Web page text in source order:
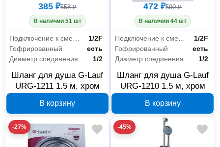
385 ₽558 ₽
В наличии 51 шт
Подключение к смесителю
1/2F
Гофрированный
есть
Диаметр соединения
1/2
Шланг для душа G-Lauf
URG-1211 1.5 м, хром
В корзину
472 ₽590 ₽
В наличии 44 шт
Подключение к смесителю
1/2F
Гофрированный
есть
Диаметр соединения
1/2
Шланг для душа G-Lauf
URG-1210 1.5 м, хром
В корзину
-27% -45%